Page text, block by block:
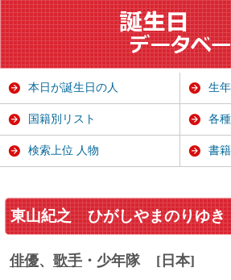
東山紀之 ひがしやまのりゆき
俳優、 歌手 ・少年隊
[日本]
本日が誕生日の人 生
国籍別リスト 各
検索上位 人物 書